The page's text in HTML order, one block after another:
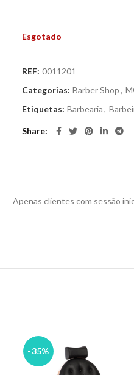
Esgotado
REF: 0011201
Categorias: Barber Shop,
Etiquetas: Barbearia,
Share
Apenas clientes com sessão
-35%